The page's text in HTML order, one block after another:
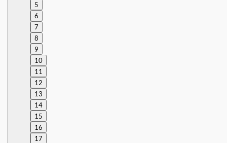
5
6
7
8
9
10
11
12
13
14
15
16
17